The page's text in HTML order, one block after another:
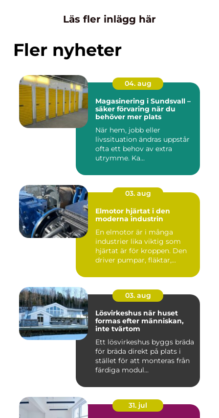
Läs fler inlägg här
Fler nyheter
04. aug
Magasinering i Sundsvall –
säker förvaring när du
behöver mer plats
När hem, jobb eller
livssituation ändras uppstår
ofta ett behov av extra
utrymme. Ka...
03. aug
Elmotor hjärtat i den
moderna industrin
En elmotor är i många
industrier lika viktig som
hjärtat är för kroppen. Den
driver pumpar, fläktar,...
03. aug
Lösvirkeshus när huset
formas efter människan,
inte tvärtom
Ett lösvirkeshus byggs bräda
för bräda direkt på plats i
stället för att monteras från
färdiga modul...
31. jul